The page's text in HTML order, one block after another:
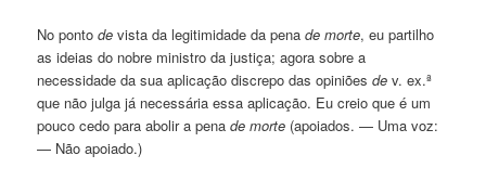
No pontode vista da legitimidade da penade morte, eu partilho
as ideias do nobre ministro da justiça; agora sobre a
necessidade da sua aplicação discrepo das opiniõesde v. ex.ª
que não julga já necessária essa aplicação. Eu creio que é um
pouco cedo para abolir a penade morte (apoiados. — Uma voz:
— Não apoiado.)